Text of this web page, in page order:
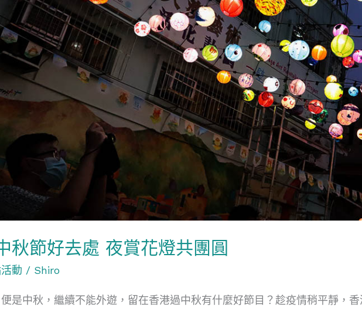
秋節好去處 夜賞花燈共團圓
動 / Shiro
是中秋，繼續不能外遊，留在香港過中秋有什麼好節目？趁疫情稍平靜，